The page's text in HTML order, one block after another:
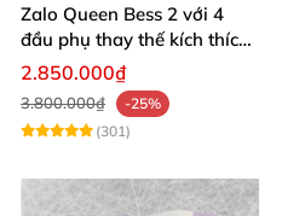
Zalo Queen Bess 2 với 4
đầu phụ thay thế kích thích
nhiều vị trí
2.850.000₫
3.800.000₫
-25%
(301)